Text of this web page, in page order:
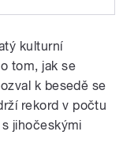
kulturní
tom, jak se
k besedě se
rekord v počtu
jihočeskými